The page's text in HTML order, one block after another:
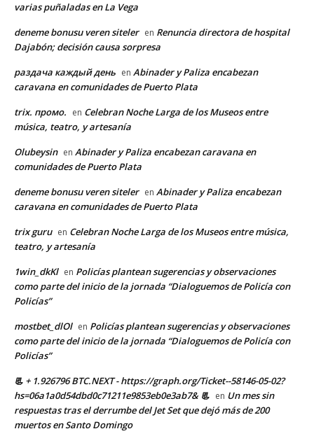
varias puñaladas en La Vega
deneme bonusu veren siteler en Renuncia directora de hospital
Dajabón; decisión causa sorpresa
раздача каждый день en Abinader y Paliza encabezan
caravana en comunidades de Puerto Plata
trix. промо. en Celebran Noche Larga de los Museos entre
música, teatro, y artesanía
Olubeysin en Abinader y Paliza encabezan caravana en
comunidades de Puerto Plata
deneme bonusu veren siteler en Abinader y Paliza encabezan
caravana en comunidades de Puerto Plata
trix guru en Celebran Noche Larga de los Museos entre música,
teatro, y artesanía
1win_dkKl en Policías plantean sugerencias y observaciones
como parte del inicio de la jornada “Dialoguemos de Policía con
Policías”
mostbet_dlOl en Policías plantean sugerencias y observaciones
como parte del inicio de la jornada “Dialoguemos de Policía con
Policías”
📃 + 1.926796 BTC.NEXT - https://graph.org/Ticket--58146-05-02?
hs=06a1a0d54dbd0c71211e9853eb0e3ab7& 📃 en Un mes sin
respuestas tras el derrumbe del Jet Set que dejó más de 200
muertos en Santo Domingo